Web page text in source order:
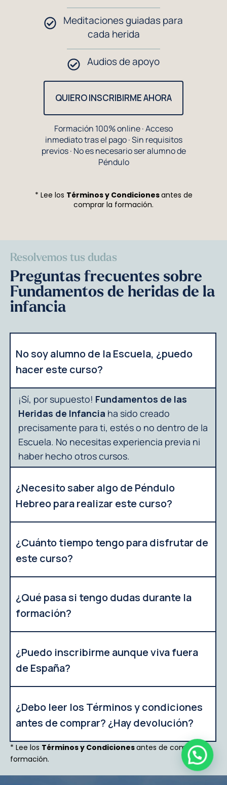
Meditaciones guiadas para
cada herida
Audios de apoyo
QUIERO INSCRIBIRME AHORA
Formación 100% online · Acceso
inmediato tras el pago · Sin requisitos
previos · No es necesario ser alumno de
Péndulo
* Lee los Términos y Condicionesantes de
comprar la formación.
Resolvemos tus dudas
Preguntas frecuentes sobre
Fundamentos de heridas de la
infancia
No soy alumno de la Escuela, ¿puedo
hacer este curso?
¡Sí, por supuesto! Fundamentos de las
Heridas de Infancia ha sido creado
precisamente para ti, estés o no dentro de la
Escuela. No necesitas experiencia previa ni
haber hecho otros cursos.
¿Necesito saber algo de Péndulo
Hebreo para realizar este curso?
¿Cuánto tiempo tengo para disfrutar de
este curso?
¿Qué pasa si tengo dudas durante la
formación?
¿Puedo inscribirme aunque viva fuera
de España?
¿Debo leer los Términos y condiciones
antes de comprar? ¿Hay devolución?
* Lee los Términos y Condicionesantes de comprar la
formación.